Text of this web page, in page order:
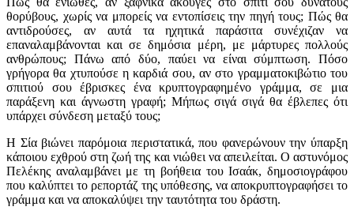
θορύβους, χωρίς να μπορείς να εντοπίσεις την πηγή τους; Πώς θα
αντιδρούσες, αν αυτά τα ηχητικά παράσιτα συνέχιζαν να
επαναλαμβάνονται και σε δημόσια μέρη, με μάρτυρες πολλούς
ανθρώπους; Πάνω από δύο, παύει να είναι σύμπτωση. Πόσο
γρήγορα θα χτυπούσε η καρδιά σου, αν στο γραμματοκιβώτιο του
σπιτιού σου έβρισκες ένα κρυπτογραφημένο γράμμα, σε μια
παράξενη και άγνωστη γραφή; Μήπως σιγά σιγά θα έβλεπες ότι
υπάρχει σύνδεση μεταξύ τους;
Η Σία βιώνει παρόμοια περιστατικά, που φανερώνουν την ύπαρξη
κάποιου εχθρού στη ζωή της και νιώθει να απειλείται. Ο αστυνόμος
Πελέκης αναλαμβάνει με τη βοήθεια του Ισαάκ, δημοσιογράφου
που καλύπτει το ρεπορτάζ της υπόθεσης, να αποκρυπτογραφήσει το
γράμμα και να αποκαλύψει την ταυτότητα του δράστη.